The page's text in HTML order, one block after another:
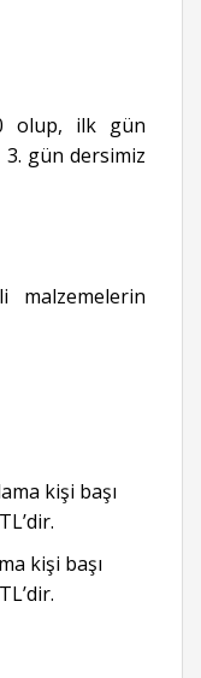
olup, ilk gün
3. gün dersimiz
kişi başı
kişi başı